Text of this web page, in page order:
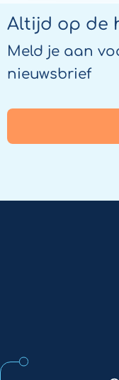
Altijd op de
Meld je aan
nieuwsbrief